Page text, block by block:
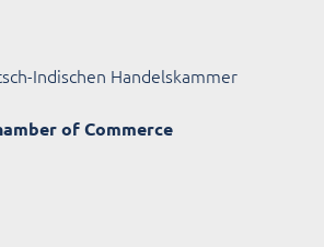
Indischen Handelskammer
of Commerce